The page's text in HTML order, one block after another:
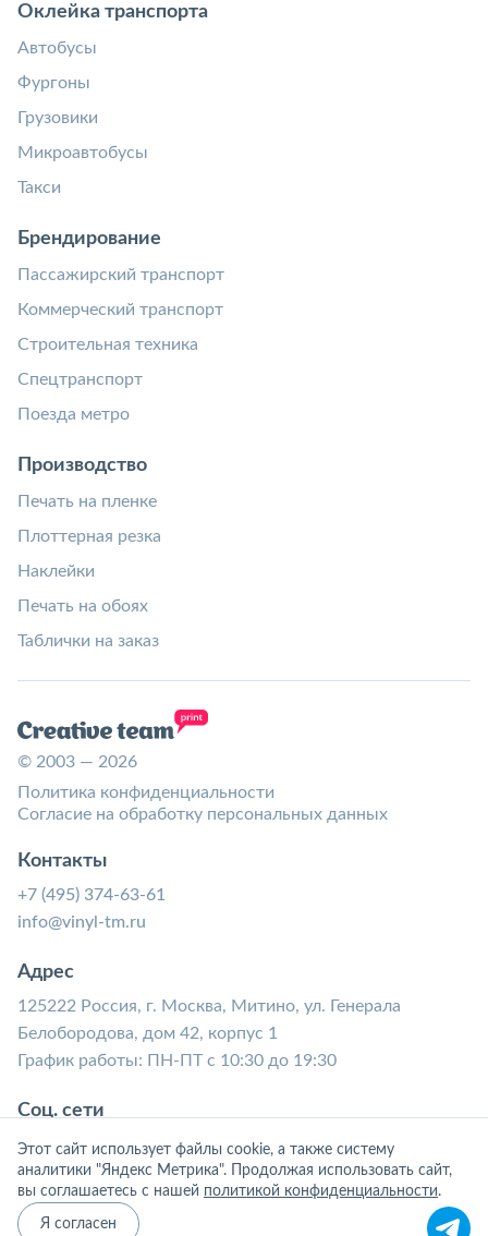
Оклейка транспорта
Автобусы
Фургоны
Грузовики
Микроавтобусы
Такси
Брендирование
Пассажирский транспорт
Коммерческий транспорт
Строительная техника
Спецтранспорт
Поезда метро
Производство
Печать на пленке
Плоттерная резка
Наклейки
Печать на обоях
Таблички на заказ
© 2003 — 2026
Политика конфиденциальности
Согласие на обработку персональных данных
Контакты
+7 (495) 374-63-61
info@vinyl-tm.ru
Адрес
125222 Россия, г. Москва, Митино, ул. Генерала
Белобородова, дом 42, корпус 1
График работы: ПН-ПТ с 10:30 до 19:30
Соц. сети
Этот сайт использует файлы cookie, а также систему
аналитики "Яндекс Метрика". Продолжая использовать сайт,
вы соглашаетесь с нашей политикой конфиденциальности.
Я согласен